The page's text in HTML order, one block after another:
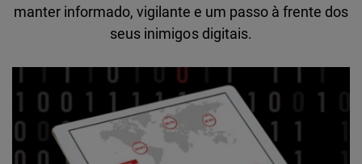
manter informado, vigilante e um passo à frente dos
seus inimigos digitais.